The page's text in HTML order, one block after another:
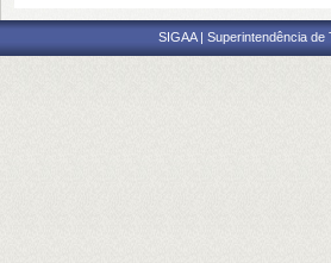
SIGAA | Superintendência